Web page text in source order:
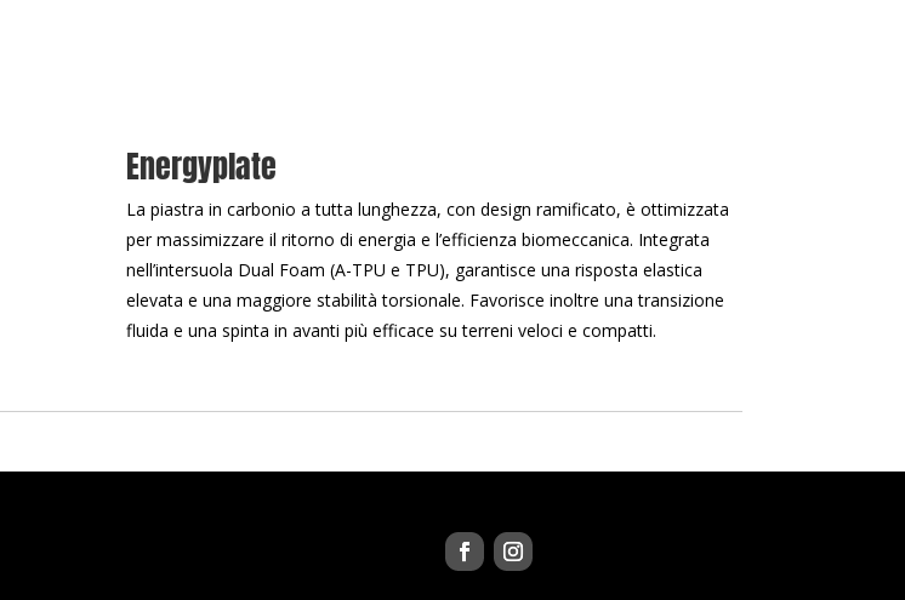
Energyplate
La piastra in carbonio a tutta lunghezza, con design ramificato, è ottimizzata
per massimizzare il ritorno di energia e l’efficienza biomeccanica. Integrata
nell’intersuola Dual Foam (A-TPU e TPU), garantisce una risposta elastica
elevata e una maggiore stabilità torsionale. Favorisce inoltre una transizione
fluida e una spinta in avanti più efficace su terreni veloci e compatti.